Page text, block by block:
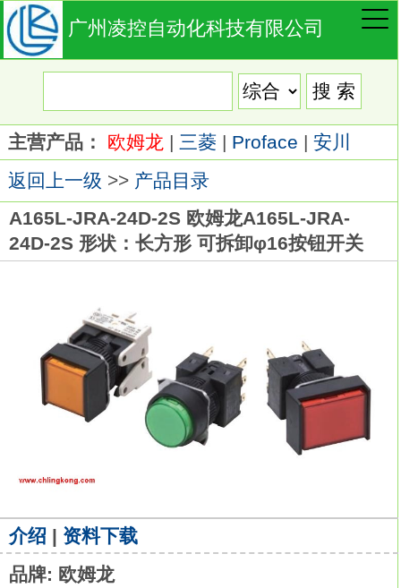
广州凌控自动化科技有限公司
主营产品： 欧姆龙 | 三菱 | Proface | 安川
返回上一级 >> 产品目录
A165L-JRA-24D-2S 欧姆龙A165L-JRA-
24D-2S 形状：长方形 可拆卸φ16按钮开关
介绍 | 资料下载
品牌: 欧姆龙